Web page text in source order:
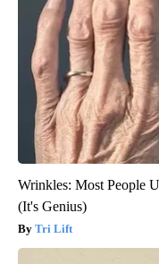
Wrinkles: Most People
(It's Genius)
Tri Lift